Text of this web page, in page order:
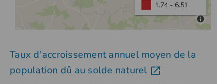
Taux d'accroissement annuel moyen de la
population dû au solde naturel